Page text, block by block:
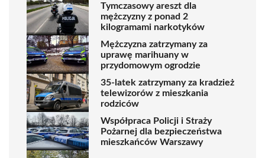
Tymczasowy areszt dla
mężczyzny z ponad 2
kilogramami narkotyków
Mężczyzna zatrzymany za
uprawę marihuany w
przydomowym ogrodzie
35-latek zatrzymany za kradzież
telewizorów z mieszkania
rodziców
Współpraca Policji i Straży
Pożarnej dla bezpieczeństwa
mieszkańców Warszawy